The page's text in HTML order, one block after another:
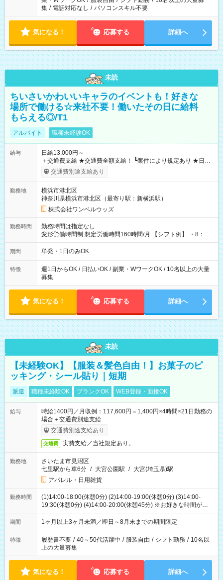
集 / 電話対応なし / パソコンスキル不要
気になる！ 応募する 詳細へ
未読
ちいさいかわいいキャラのイベントも！好きな
場所で働ける☆来社不要！働いたその日に給料
もらえる◎/T1
アルバイト 職種未経験OK
給与
日給13,000円～
＋交通費支給 ★交通費全額支給！ ┗案件により規定あり ★日払
いOK！（規定あり） ┗働いたその日に現金GET♪ お仕事後はコ
ンビニATMから 日払い分を引き落とせます！ 【試用期間】試
交通費別途支給あり
勤務地
横浜市港北区
神奈川県横浜市港北区（最寄り駅：新横浜駅）
株式会社ワンベルウッズ
勤務時間
勤務時間は指定なし
変形労働時間制 想定労働時間160時間/月 【シフト例】 ・8：00
～21：00
期間 単発・1日のみOK
特徴
週1日からOK / 日払いOK / 副業・WワークOK / 10名以上の大量
募集
気になる！ 応募する 詳細へ
未読
【未経験OK】【服装＆髪色自由！】お菓子のピ
ッキング・シール貼り｜短期
派遣 職種未経験OK ブランクOK WEB登録・面接OK
給与
時給1400円／月収例：117,600円＝1,400円×4時間×21日勤務の
場合＋交通費別途支給
交通費別途支給あり
交通費 実費支給／当社規定あり。
勤務地
さいたま市見沼区
七里駅から車6分 / 大宮公園駅 / 大宮(埼玉県)駅
アパレル・日用雑貨
勤務時間
(1)14:00-18:00(休憩0分) (2)14:00-19:00(休憩0分) (3)14:00-
19:30(休憩0分) (4)14:00-20:00(休憩45分) ※お好きな時間が選べ
ます
期間 1ヶ月以上3ヶ月未満／即日～8月末までの期間限定
特徴 履歴書不要 / 40～50代活躍中 / 服装自由 / シフト勤務 / 10名以
上の大量募集
気になる！ 応募する 詳細へ